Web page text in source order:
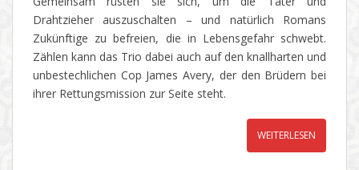
Drahtzieher auszuschalten – und natürlich Romans
Zukünftige zu befreien, die in Lebensgefahr schwebt.
Zählen kann das Trio dabei auch auf den knallharten und
unbestechlichen Cop James Avery, der den Brüdern bei
ihrer Rettungsmission zur Seite steht.
WEITERLESEN